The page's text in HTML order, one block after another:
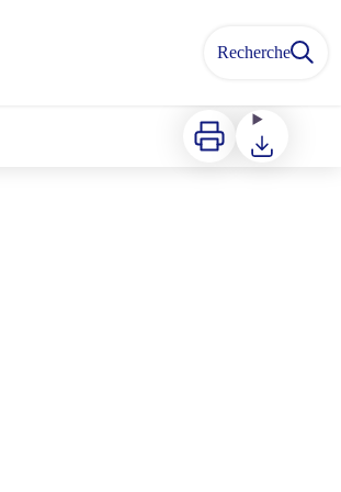
Recherche
Imprimer Télécharger